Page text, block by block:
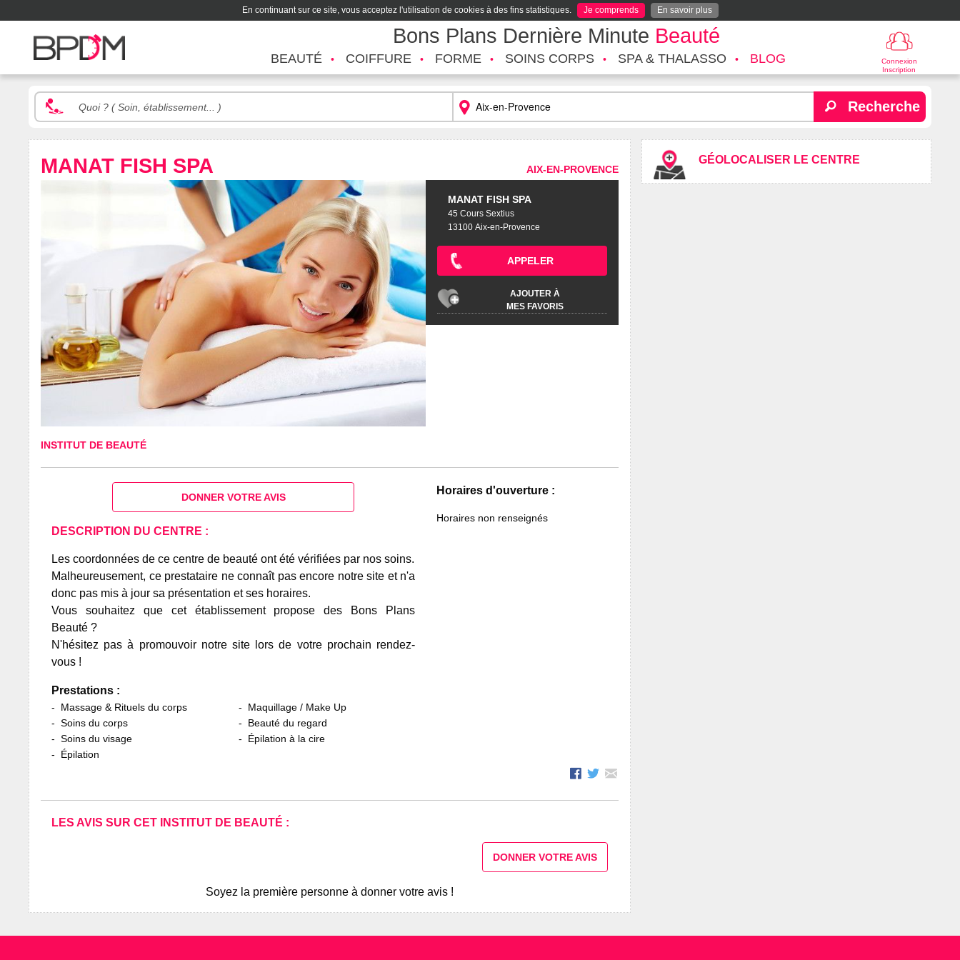
En continuant sur ce site, vous acceptez l'utilisation de cookies à des fins statistiques. Je comprends En savoir plus
Bons Plans Dernière Minute Beauté
Connexion
Inscription
BEAUTÉ COIFFURE FORME SOINS CORPS SPA & THALASSO BLOG
Recherche
GÉOLOCALISER LE CENTRE
MANAT FISH SPA AIX-EN-PROVENCE
MANAT FISH SPA
45 Cours Sextius
13100 Aix-en-Provence
APPELER
AJOUTER À
MES FAVORIS
INSTITUT DE BEAUTÉ
Horaires d'ouverture :
Horaires non renseignés
DONNER VOTRE AVIS
DESCRIPTION DU CENTRE :
Les coordonnées de ce centre de beauté ont été vérifiées par nos soins.
Malheureusement, ce prestataire ne connaît pas encore notre site et n'a
donc pas mis à jour sa présentation et ses horaires.
Vous souhaitez que cet établissement propose des Bons Plans
Beauté ?
N'hésitez pas à promouvoir notre site lors de votre prochain rendez-
vous !
Prestations :
Massage & Rituels du corps
Soins du corps
Soins du visage
Épilation
Maquillage / Make Up
Beauté du regard
Épilation à la cire
LES AVIS SUR CET INSTITUT DE BEAUTÉ :
DONNER VOTRE AVIS
Soyez la première personne à donner votre avis !